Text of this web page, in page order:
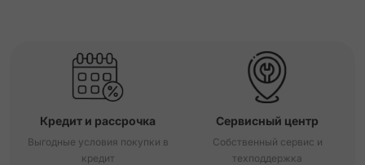
Кредит и рассрочка
Выгодные условия покупки в
кредит
Сервисный центр
Собственный сервис и
техподдержка